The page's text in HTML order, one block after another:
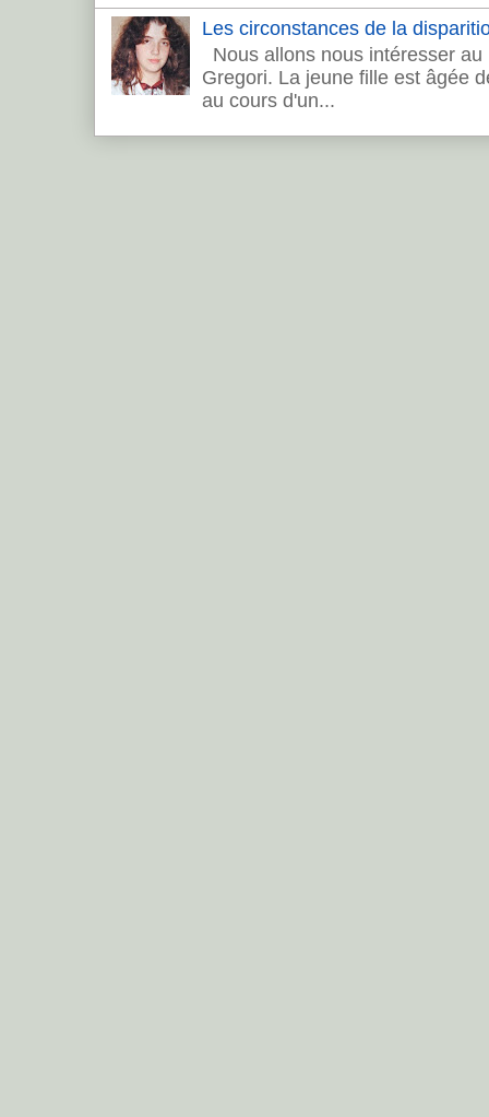
Les circonstances de la
Nous allons nous intéresser
Gregori. La jeune fille est âgée
au cours d'un...